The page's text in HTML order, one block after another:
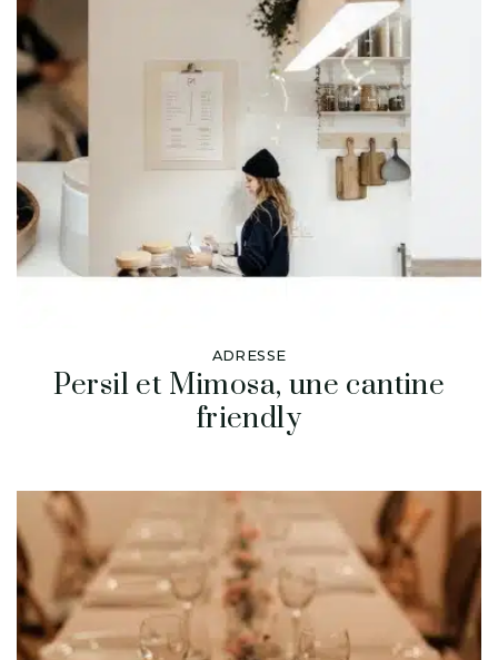
ADRESSE
Persil et Mimosa, une cantine
friendly